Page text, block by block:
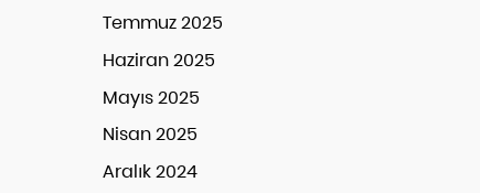
Temmuz 2025
Haziran 2025
Mayıs 2025
Nisan 2025
Aralık 2024